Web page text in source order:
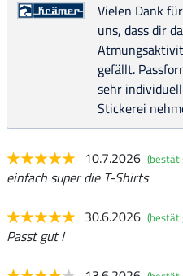
Vielen Dank
uns, dass dir
gefällt.
sehr
Stickerei
10.7.2026
einfach super die T-Shirts
30.6.2026
Passt gut !